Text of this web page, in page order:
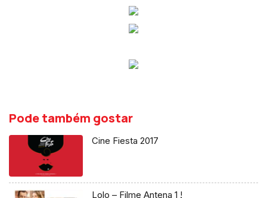
Pode também gostar
Cine Fiesta 2017
Lolo – Filme Antena 1 !